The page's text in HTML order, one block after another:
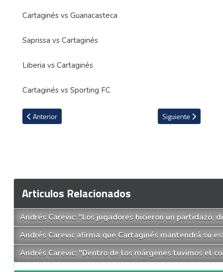
Cartaginés vs Guanacasteca
Saprissa vs Cartaginés
Liberia vs Cartaginés
Cartaginés vs Sporting FC
Artículo anterior: Paulo Wanchope: "Seguimos metiendo presión"
Anterior Artículo siguiente:
Siguiente
Articulos Relacionados
Andrés Carevic: "Los jugadores hicieron un partidazo,
Andrés Carevic afirma que Cartaginés mantendrá su
Andrés Carevic: "Dentro de los márgenes tuvimos el